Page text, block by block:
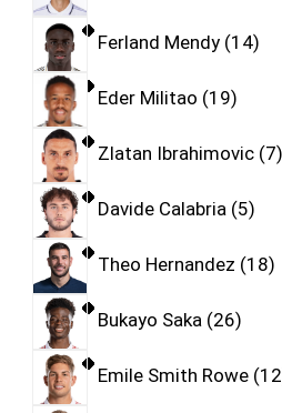
Ferland Mendy 14
Eder Militao 19
Zlatan Ibrahimovic 7
Davide Calabria 5
Theo Hernandez 18
Bukayo Saka 26
Emile Smith Rowe 12